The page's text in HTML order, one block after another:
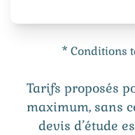
* Conditions
Tarifs proposés
maximum, sans
devis d’étude